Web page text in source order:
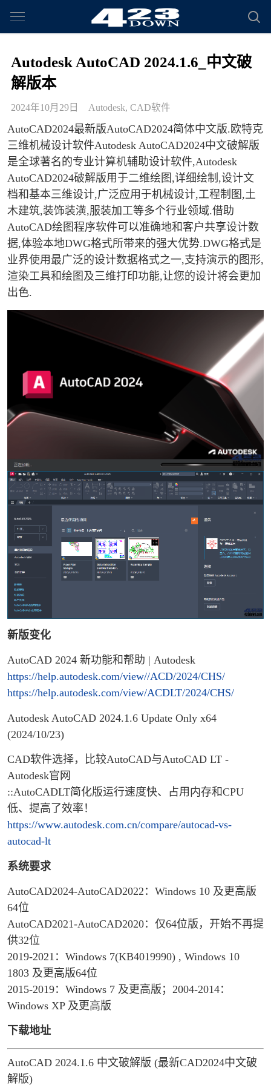
Autodesk AutoCAD 2024.1.6_中文破
解版本
2024年10月29日 Autodesk, CAD软件
AutoCAD2024最新版AutoCAD2024简体中文版.欧特克
三维机械设计软件Autodesk AutoCAD2024中文破解版
是全球著名的专业计算机辅助设计软件,Autodesk
AutoCAD2024破解版用于二维绘图,详细绘制,设计文
档和基本三维设计,广泛应用于机械设计,工程制图,土
木建筑,装饰装潢,服装加工等多个行业领域.借助
AutoCAD绘图程序软件可以准确地和客户共享设计数
据,体验本地DWG格式所带来的强大优势.DWG格式是
业界使用最广泛的设计数据格式之一,支持演示的图形,
渲染工具和绘图及三维打印功能,让您的设计将会更加
出色.
新版变化
AutoCAD 2024 新功能和帮助 | Autodesk
https://help.autodesk.com/view//ACD/2024/CHS/
https://help.autodesk.com/view/ACDLT/2024/CHS/
Autodesk AutoCAD 2024.1.6 Update Only x64
(2024/10/23)
CAD软件选择，比较AutoCAD与AutoCAD LT -
Autodesk官网
::AutoCADLT简化版运行速度快、占用内存和CPU
低、提高了效率！
https://www.autodesk.com.cn/compare/autocad-vs-
autocad-lt
系统要求
AutoCAD2024-AutoCAD2022：Windows 10 及更高版
64位
AutoCAD2021-AutoCAD2020：仅64位版，开始不再提
供32位
2019-2021：Windows 7(KB4019990) , Windows 10
1803 及更高版64位
2015-2019：Windows 7 及更高版；2004-2014：
Windows XP 及更高版
下载地址
AutoCAD 2024.1.6 中文破解版 (最新CAD2024中文破
解版)